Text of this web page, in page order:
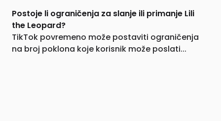
Postoje li ograničenja za slanje ili primanje Lili
the Leopard?
TikTok povremeno može postaviti ograničenja
na broj poklona koje korisnik može poslati...